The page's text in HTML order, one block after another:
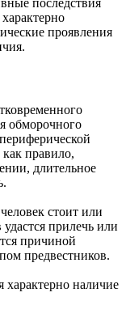
последствия
проявления
обморочного
как правило,
длительное
стоит или
прилечь или
причиной
предвестников.
характерно наличие